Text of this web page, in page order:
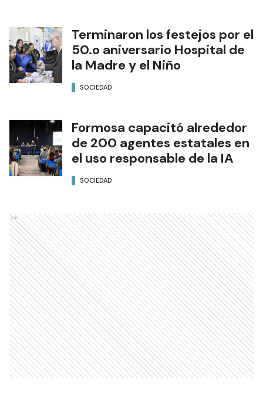
Terminaron los festejos por el
50.o aniversario Hospital de
la Madre y el Niño
SOCIEDAD
Formosa capacitó alrededor
de 200 agentes estatales en
el uso responsable de la IA
SOCIEDAD
Ads